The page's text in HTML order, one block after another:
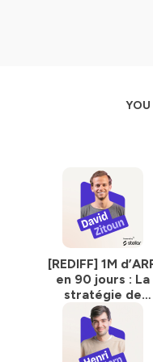
YOU
[REDIFF] 1M
en 90 jours : La
stratégie de
lancement de
Submagic